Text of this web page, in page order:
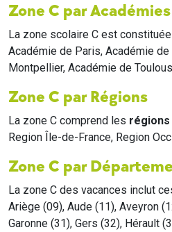
Zone C par Académies
La zone scolaire C est
Académie de Paris, Académie
Montpellier, Académie de
Zone C par Régions
La zone C comprend les régions
Region Île-de-France, Region
Zone C par
La zone C des vacances inclut
Ariège (09), Aude (11), Aveyron
Garonne (31), Gers (32), Hérault